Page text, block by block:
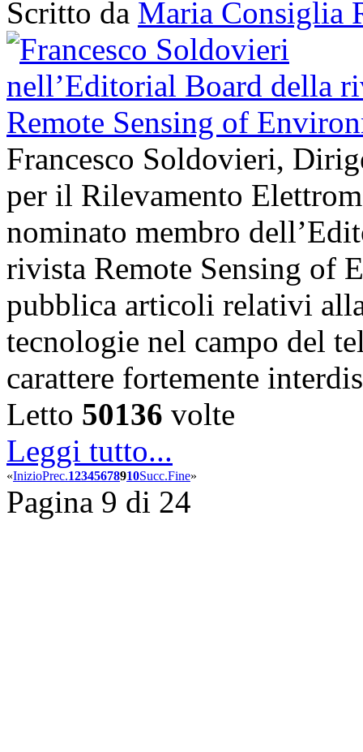
Scritto da Maria Consiglia
Francesco Soldovieri,
per il Rilevamento
nominato membro
rivista Remote Sensing of
pubblica articoli relativi
tecnologie nel campo del
carattere fortemente
Letto 50136 volte
Leggi tutto...
«InizioPrec.12345678910Succ.Fine»
Pagina 9 di 24